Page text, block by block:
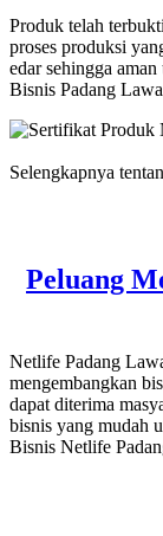
Produk telah
proses produksi
edar sehingga
Bisnis Padang
Selengkapnya
Peluang
Netlife Padang
mengembangkan
dapat diterima
bisnis yang mudah
Bisnis Netlife